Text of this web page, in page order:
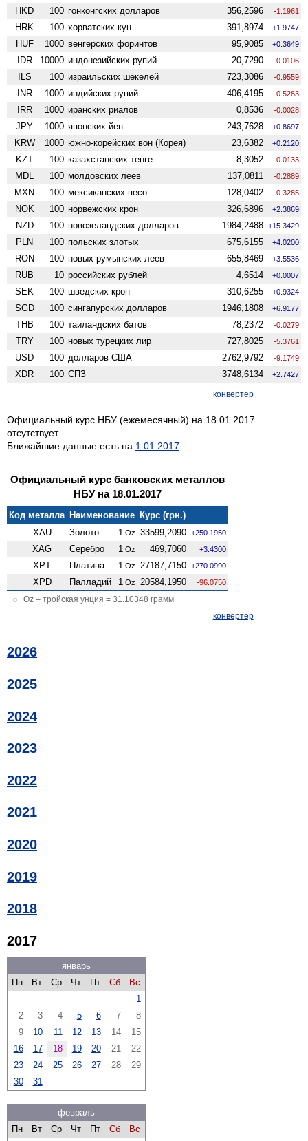
HKD 100 гонконгских долларов 356,2596 -1.1961
HRK 100 хорватских кун 391,8974 +1.9747
HUF 1000 венгерских форинтов 95,9085 +0.3649
IDR 10000 индонезийских рупий 20,7290 -0.0106
ILS 100 израильских шекелей 723,3086 -0.9559
INR 1000 индийских рупий 406,4195 -0.5283
IRR 1000 иранских риалов 0,8536 -0.0028
JPY 1000 японских йен 243,7628 +0.8697
KRW 1000 южно-корейских вон (Корея) 23,6382 +0.2120
KZT 100 казахстанских тенге 8,3052 -0.0133
MDL 100 молдовских леев 137,0811 -0.2889
MXN 100 мексиканских песо 128,0402 -0.3285
NOK 100 норвежских крон 326,6896 +2.3869
NZD 100 ново­зеландских долларов 1984,2488 +15.3429
PLN 100 польских злотых 675,6155 +4.0200
RON 100 новых румынских леев 655,8469 +3.5536
RUB 10 российских рублей 4,6514 +0.0007
SEK 100 шведских крон 310,6255 +0.9324
SGD 100 сингапурских долларов 1946,1808 +6.9177
THB 100 таиландских батов 78,2372 -0.0279
TRY 100 новых турецких лир 727,8025 -5.3761
USD 100 долларов США 2762,9792 -9.1749
XDR 100 СПЗ 3748,6134 +2.7427
конвертер
Официальный курс НБУ (ежемесячный) на 18.01.2017
отсутствует
Ближайшие данные есть на 1.01.2017
Официальный курс банковских металлов
НБУ на 18.01.2017
Код металла Наименование Курс (грн.)
XAU
Золото 1 Oz 33599,2090 +250.1950
XAG Серебро 1 Oz 469,7060 +3.4300
XPT Платина 1 Oz 27187,7150 +270.0990
XPD Палладий 1 Oz 20584,1950 -96.0750
Oz – тройская унция = 31.10348 грамм
конвертер
2026
2025
2024
2023
2022
2021
2020
2019
2018
2017
январь
Пн
Вт Ср Чт Пт Сб
Вс
1
2
3 4 5 6 7
8
9
10 11 12 13 14
15
16
17 18 19 20 21
22
23
24 25 26 27 28
29
30
31
февраль
Пн
Вт Ср Чт Пт Сб
Вс